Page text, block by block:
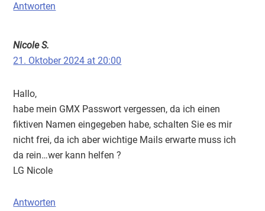
Antworten
Nicole S.
21. Oktober 2024 at 20:00
Hallo,
habe mein GMX Passwort vergessen, da ich einen
fiktiven Namen eingegeben habe, schalten Sie es mir
nicht frei, da ich aber wichtige Mails erwarte muss ich
da rein…wer kann helfen ?
LG Nicole
Antworten